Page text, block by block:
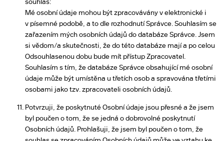
Mé osobní údaje mohou být zpracovávány v elektronické i
v písemné podobě, a to dle rozhodnutí Správce. Souhlasím se
zařazením mých osobních údajů do databáze Správce. Jsem
si vědom/a skutečnosti, že do této databáze mají a po celou
Odsouhlasenou dobu bude mít přístup Zpracovatel.
Souhlasím s tím, že databáze Správce obsahující mé osobní
údaje může být umístěna u třetích osob a spravována třetími
osobami jako tzv. zpracovateli osobních údajů.
Potvrzuji, že poskytnuté Osobní údaje jsou přesné a že jsem
byl poučen o tom, že se jedná o dobrovolné poskytnutí
Osobních údajů. Prohlašuji, že jsem byl poučen o tom, že